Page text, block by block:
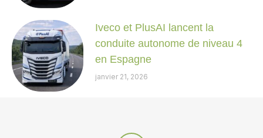
Iveco et PlusAI lancent la
conduite autonome de niveau 4
en Espagne
janvier 21, 2026